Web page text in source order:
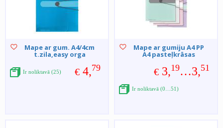
Mape ar gum. A4/4cm
t.zila,easy orga
€ 4,79
Ir noliktavā (25)
Mape ar gumiju A4 PP
A4 pasteļkrāsas
€ 3,19…3,51
Ir noliktavā (0…51)